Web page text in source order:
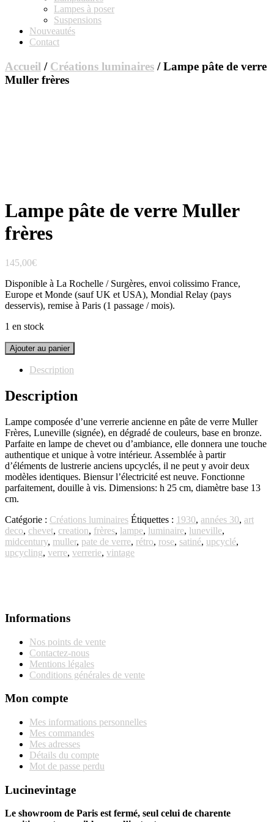
Lampes à poser
Suspensions
Nouveautés
Contact
Accueil / Créations luminaires / Lampe pâte de verre
Muller frères
Lampe pâte de verre Muller
frères
145,00€
Disponible à La Rochelle / Surgères, envoi colissimo France,
Europe et Monde (sauf UK et USA), Mondial Relay (pays
desservis), remise à Paris (1 passage / mois).
1 en stock
quantité
de
Lampe
de
verre
frères
Ajouter au panier
Description
Description
Lampe composée d’une verrerie ancienne en pâte de verre Muller
Frères, Luneville (signée), en dégradé de couleurs, base en bronze.
Parfaite en lampe de chevet ou d’ambiance, elle donnera une touche
authentique et unique à votre intérieur. Assemblée à partir
d’éléments de lustrerie anciens upcyclés, il ne peut y avoir deux
modèles identiques. Biensur l’électricité est neuve. Fonctionne
parfaitement, douille à vis. Dimensions: h 25 cm, diamètre base 13
cm.
Catégorie : Créations luminaires Étiquettes : 1930, années 30, art
deco, chevet, creation, frères, lampe, luminaire, luneville,
midcentury, muller, pate de verre, rétro, rose, satiné, upcyclé,
upcycling, verre, verrerie, vintage
Informations
Nos points de vente
Contactez-nous
Mentions légales
Conditions générales de vente
Mon compte
Mes informations personnelles
Mes commandes
Mes adresses
Détails du compte
Mot de passe perdu
Lucinevintage
Le showroom de Paris est fermé, seul celui de charente